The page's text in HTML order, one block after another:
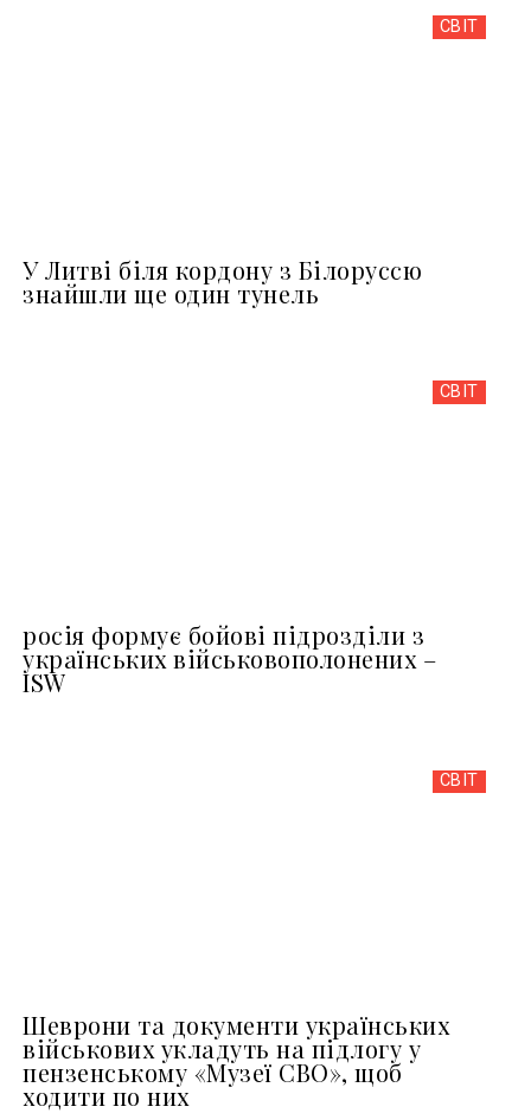
СВІТ
У Литві біля кордону з Білоруссю
знайшли ще один тунель
СВІТ
росія формує бойові підрозділи з
українських військовополонених –
ISW
СВІТ
Шеврони та документи українських
військових укладуть на підлогу у
пензенському «Музеї СВО», щоб
ходити по них